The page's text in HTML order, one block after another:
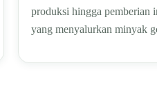
produksi hingga pemberian
yang menyalurkan minyak